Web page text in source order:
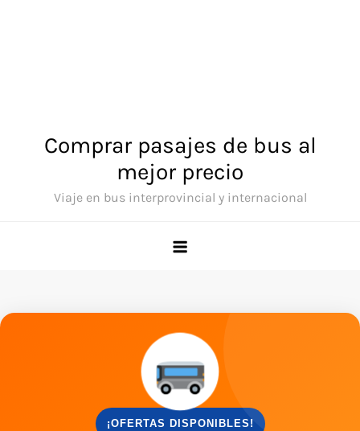
Comprar pasajes de bus al
mejor precio
Viaje en bus interprovincial y internacional
¡OFERTAS DISPONIBLES!